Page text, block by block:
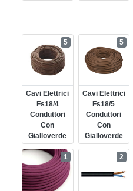
Cavi Elettrici
Fs18/4
Conduttori
Con
Gialloverde
5
Cavi Elettrici
Fs18/5
Conduttori
Con
Gialloverde
5
1 2